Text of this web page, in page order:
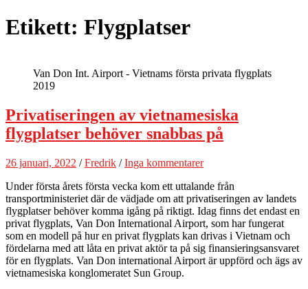
Etikett: Flygplatser
Van Don Int. Airport - Vietnams första privata flygplats
2019
Privatiseringen av vietnamesiska
flygplatser behöver snabbas på
26 januari, 2022 /Fredrik /Inga kommentarer
Under första årets första vecka kom ett uttalande från
transportministeriet där de vädjade om att privatiseringen av landets
flygplatser behöver komma igång på riktigt. Idag finns det endast en
privat flygplats, Van Don International Airport, som har fungerat
som en modell på hur en privat flygplats kan drivas i Vietnam och
fördelarna med att låta en privat aktör ta på sig finansieringsansvaret
för en flygplats. Van Don international Airport är uppförd och ägs av
vietnamesiska konglomeratet Sun Group.